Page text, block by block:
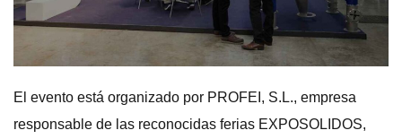
El evento está organizado por PROFEI, S.L., empresa
responsable de las reconocidas ferias EXPOSOLIDOS,